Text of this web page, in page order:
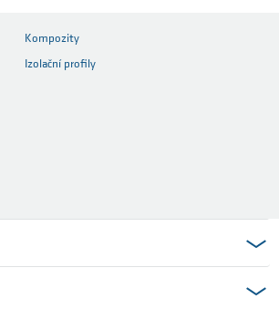
Kompozity
Izolační profily